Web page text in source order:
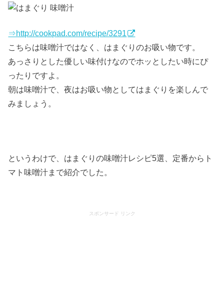
⇒http://cookpad.com/recipe/3291
こちらは味噌汁ではなく、はまぐりのお吸い物です。
あっさりとした優しい味付けなのでホッとしたい時にぴ
ったりですよ。
朝は味噌汁で、夜はお吸い物としてはまぐりを楽しんで
みましょう。
というわけで、はまぐりの味噌汁レシピ5選、定番からト
マト味噌汁まで紹介でした。
スポンサード リンク